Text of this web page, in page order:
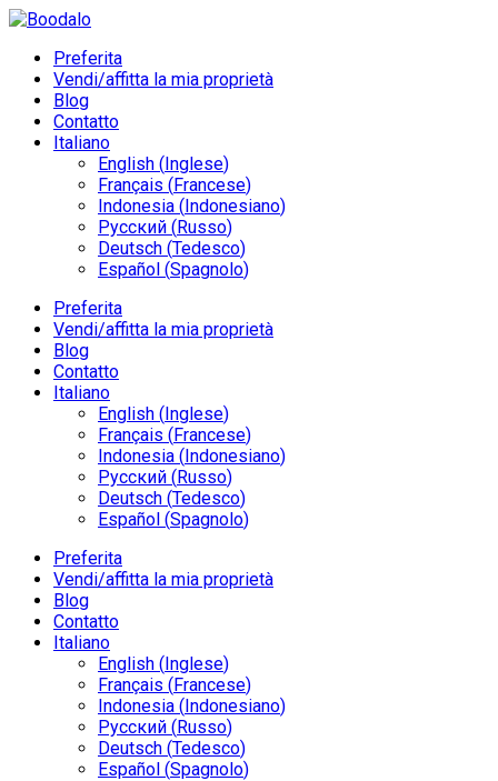
Preferita
Vendi/affitta la mia proprietà
Blog
Contatto
Italiano
English (Inglese)
Français (Francese)
Indonesia (Indonesiano)
Русский (Russo)
Deutsch (Tedesco)
Español (Spagnolo)
Preferita
Vendi/affitta la mia proprietà
Blog
Contatto
Italiano
English (Inglese)
Français (Francese)
Indonesia (Indonesiano)
Русский (Russo)
Deutsch (Tedesco)
Español (Spagnolo)
Preferita
Vendi/affitta la mia proprietà
Blog
Contatto
Italiano
English (Inglese)
Français (Francese)
Indonesia (Indonesiano)
Русский (Russo)
Deutsch (Tedesco)
Español (Spagnolo)